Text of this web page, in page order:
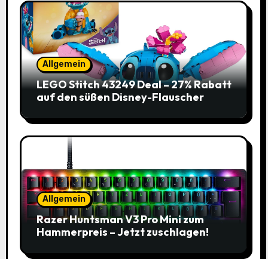
Allgemein
LEGO Stitch 43249 Deal – 27% Rabatt
auf den süßen Disney-Flauscher
Allgemein
Razer Huntsman V3 Pro Mini zum
Hammerpreis – Jetzt zuschlagen!